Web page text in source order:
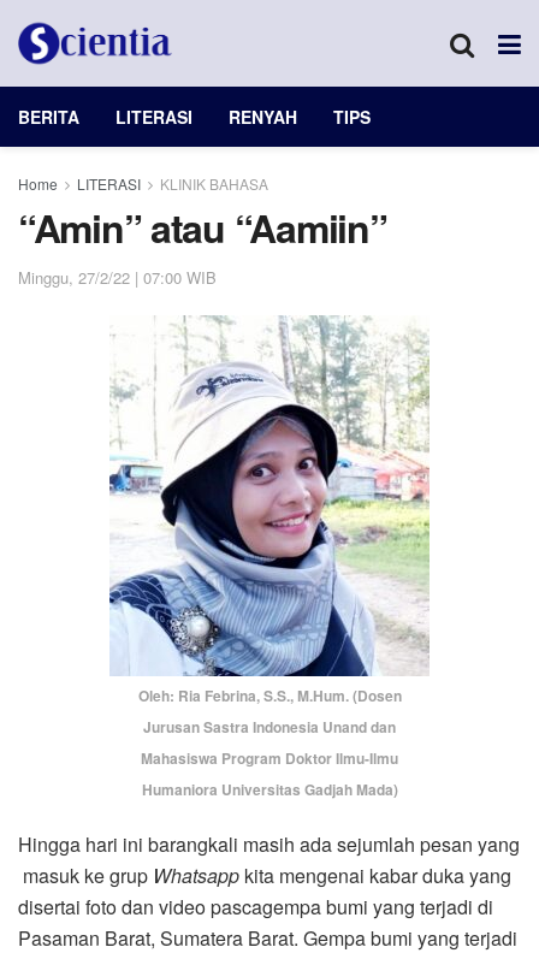
BERITA LITERASI RENYAH TIPS
Home LITERASI KLINIK BAHASA
“Amin” atau “Aamiin”
Minggu, 27/2/22 | 07:00 WIB
Oleh: Ria Febrina, S.S., M.Hum. (Dosen
Jurusan Sastra Indonesia Unand dan
Mahasiswa Program Doktor Ilmu-Ilmu
Humaniora Universitas Gadjah Mada)
Hingga hari ini barangkali masih ada sejumlah pesan yang
masuk ke grup Whatsapp kita mengenai kabar duka yang
disertai foto dan video pascagempa bumi yang terjadi di
Pasaman Barat, Sumatera Barat. Gempa bumi yang terjadi